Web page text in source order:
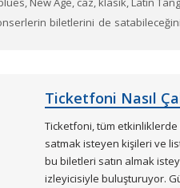
biletlerini de
Ticketfoni Nasıl
Ticketfoni, tüm
satmak isteyen kişileri ve
bu biletleri satın almak
izleyicisiyle buluşturuyor.